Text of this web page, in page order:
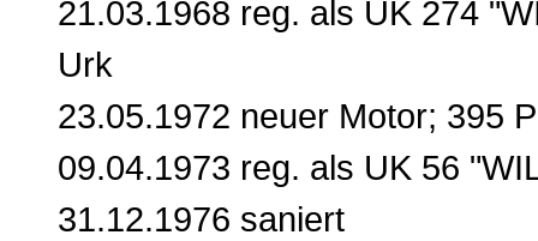
21.03.1968 reg. als UK 274
Urk
23.05.1972 neuer Motor; 395
09.04.1973 reg. als UK 56
31.12.1976 saniert